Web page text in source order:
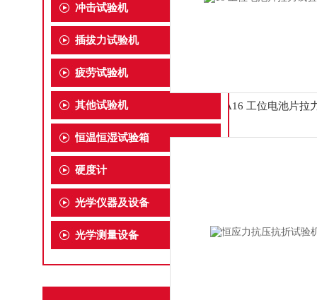
冲击试验机
插拔力试验机
疲劳试验机
其他试验机
恒温恒湿试验箱
硬度计
光学仪器及设备
光学测量设备
YH-16-16A16 工位电池片拉